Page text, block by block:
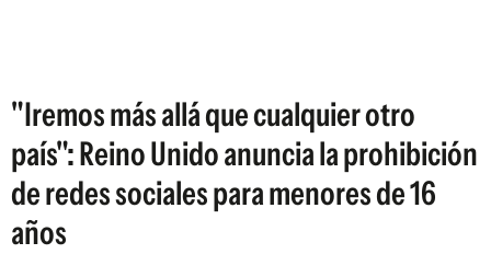
"Iremos más allá que cualquier otro
país": Reino Unido anuncia la prohibición
de redes sociales para menores de 16
años